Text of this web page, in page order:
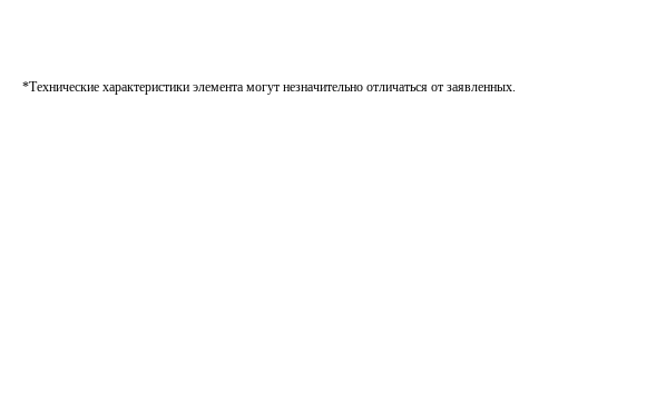
*Технические характеристики элемента могут незначительно отличаться от заявленных.